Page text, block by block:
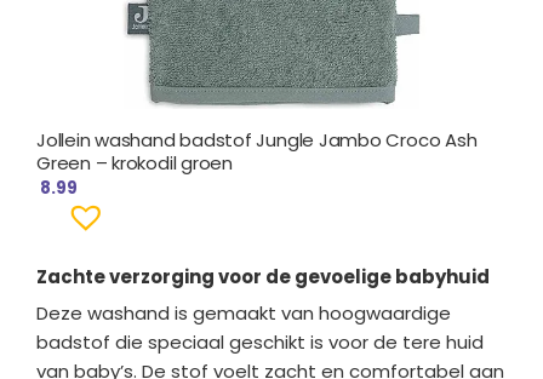
Jollein washand badstof Jungle Jambo Croco Ash
Green – krokodil groen
8.99
Zachte verzorging voor de gevoelige babyhuid
Deze washand is gemaakt van hoogwaardige
badstof die speciaal geschikt is voor de tere huid
van baby’s. De stof voelt zacht en comfortabel aan